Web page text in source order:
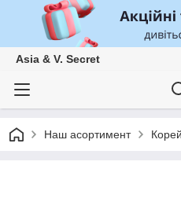
Asia & V. Secret
Наш асортимент